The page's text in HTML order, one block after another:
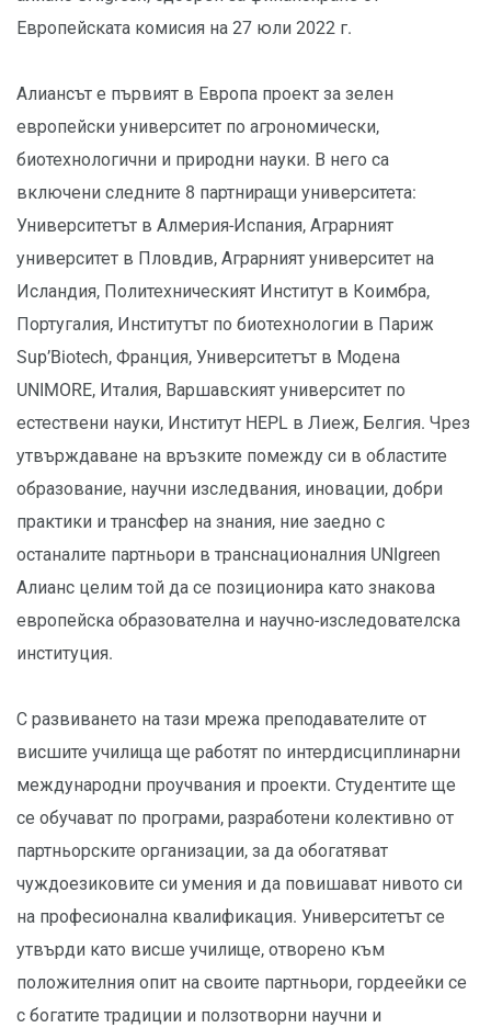
Европейската комисия на 27 юли 2022 г.
Алиансът е първият в Европа проект за зелен
европейски университет по агрономически,
биотехнологични и природни науки. В него са
включени следните 8 партниращи университета:
Университетът в Алмерия-Испания, Аграрният
университет в Пловдив, Аграрният университет на
Исландия, Политехническият Институт в Коимбра,
Португалия, Институтът по биотехнологии в Париж
Sup’Biotech, Франция, Университетът в Модена
UNIMORE, Италия, Варшавският университет по
естествени науки, Институт HEPL в Лиеж, Белгия. Чрез
утвърждаване на връзките помежду си в областите
образование, научни изследвания, иновации, добри
практики и трансфер на знания, ние заедно с
останалите партньори в транснационалния UNIgreen
Алианс целим той да се позиционира като знакова
европейска образователна и научно-изследователска
институция.
С развиването на тази мрежа преподавателите от
висшите училища ще работят по интердисциплинарни
международни проучвания и проекти. Студентите ще
се обучават по програми, разработени колективно от
партньорските организации, за да обогатяват
чуждоезиковите си умения и да повишават нивото си
на професионална квалификация. Университетът се
утвърди като висше училище, отворено към
положителния опит на своите партньори, гордеейки се
с богатите традиции и ползотворни научни и